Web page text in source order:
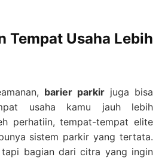
Tempat Usaha Lebih
barier parkir juga bisa
usaha kamu jauh lebih
perhatiin, tempat-tempat elite
sistem parkir yang tertata.
bagian dari citra yang ingin